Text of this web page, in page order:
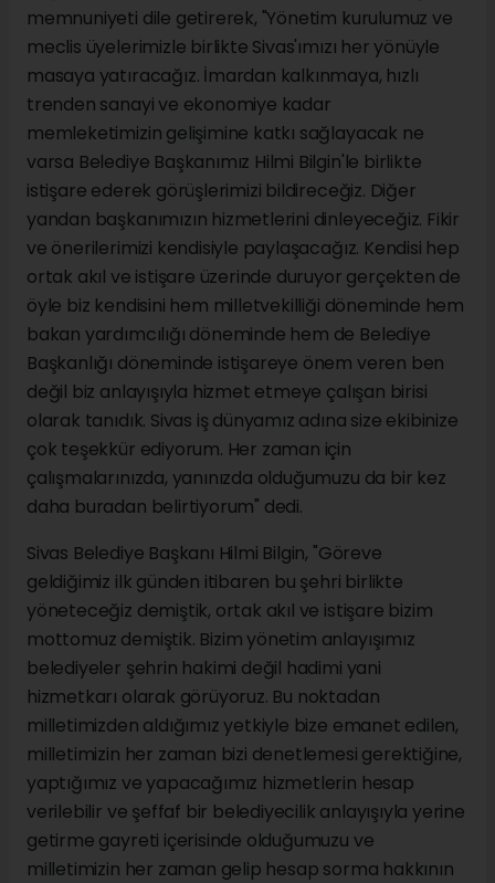
memnuniyeti dile getirerek, "Yönetim kurulumuz ve
meclis üyelerimizle birlikte Sivas'ımızı her yönüyle
masaya yatıracağız. İmardan kalkınmaya, hızlı
trenden sanayi ve ekonomiye kadar
memleketimizin gelişimine katkı sağlayacak ne
varsa Belediye Başkanımız Hilmi Bilgin'le birlikte
istişare ederek görüşlerimizi bildireceğiz. Diğer
yandan başkanımızın hizmetlerini dinleyeceğiz. Fikir
ve önerilerimizi kendisiyle paylaşacağız. Kendisi hep
ortak akıl ve istişare üzerinde duruyor gerçekten de
öyle biz kendisini hem milletvekilliği döneminde hem
bakan yardımcılığı döneminde hem de Belediye
Başkanlığı döneminde istişareye önem veren ben
değil biz anlayışıyla hizmet etmeye çalışan birisi
olarak tanıdık. Sivas iş dünyamız adına size ekibinize
çok teşekkür ediyorum. Her zaman için
çalışmalarınızda, yanınızda olduğumuzu da bir kez
daha buradan belirtiyorum" dedi.
Sivas Belediye Başkanı Hilmi Bilgin, "Göreve
geldiğimiz ilk günden itibaren bu şehri birlikte
yöneteceğiz demiştik, ortak akıl ve istişare bizim
mottomuz demiştik. Bizim yönetim anlayışımız
belediyeler şehrin hakimi değil hadimi yani
hizmetkarı olarak görüyoruz. Bu noktadan
milletimizden aldığımız yetkiyle bize emanet edilen,
milletimizin her zaman bizi denetlemesi gerektiğine,
yaptığımız ve yapacağımız hizmetlerin hesap
verilebilir ve şeffaf bir belediyecilik anlayışıyla yerine
getirme gayreti içerisinde olduğumuzu ve
milletimizin her zaman gelip hesap sorma hakkının